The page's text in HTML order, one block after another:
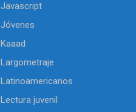
Javascript
Jóvenes
Kaaad
Largometraje
Latinoamericanos
Lectura juvenil